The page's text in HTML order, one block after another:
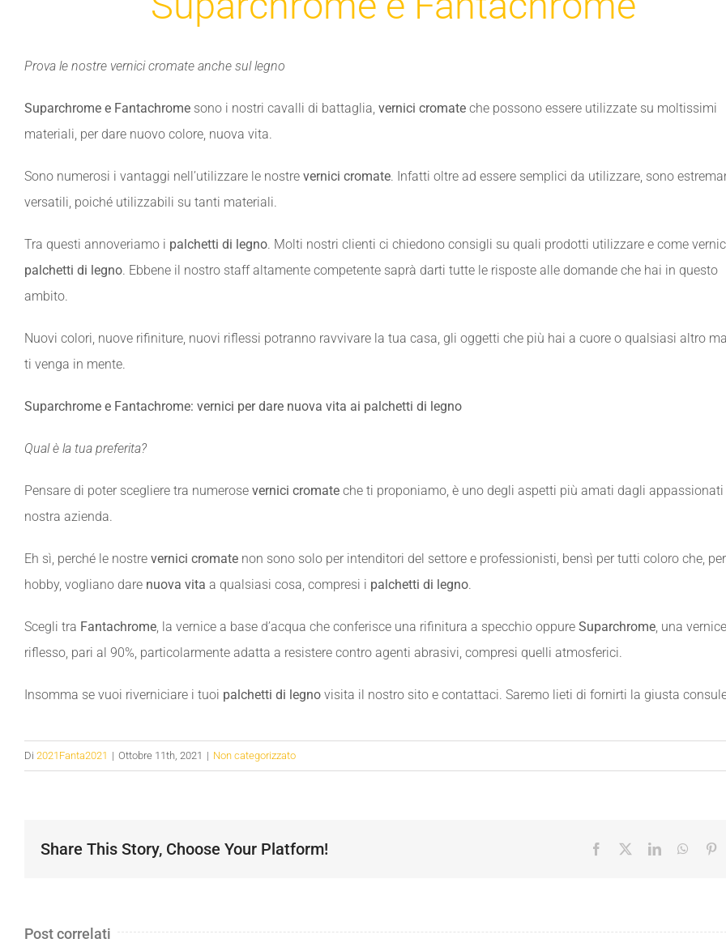
Prova le nostre vernici cromate anche sul legno
Suparchrome e Fantachrome sono i nostri cavalli di battaglia, vernici cromate che possono essere utilizzate su moltissimi
materiali, per dare nuovo colore, nuova vita.
Sono numerosi i vantaggi nell’utilizzare le nostre vernici cromate. Infatti oltre ad essere semplici da utilizzare, sono
versatili, poiché utilizzabili su tanti materiali.
Tra questi annoveriamo i palchetti di legno. Molti nostri clienti ci chiedono consigli su quali prodotti utilizzare e come
palchetti di legno. Ebbene il nostro staff altamente competente saprà darti tutte le risposte alle domande che hai in questo
ambito.
Nuovi colori, nuove rifiniture, nuovi riflessi potranno ravvivare la tua casa, gli oggetti che più hai a cuore o qualsiasi altro
ti venga in mente.
Suparchrome e Fantachrome: vernici per dare nuova vita ai palchetti di legno
Qual è la tua preferita?
Pensare di poter scegliere tra numerose vernici cromate che ti proponiamo, è uno degli aspetti più amati dagli appassionati
nostra azienda.
Eh sì, perché le nostre vernici cromate non sono solo per intenditori del settore e professionisti, bensì per tutti coloro che, per
hobby, vogliano dare nuova vita a qualsiasi cosa, compresi i palchetti di legno.
Scegli tra Fantachrome , la vernice a base d’acqua che conferisce una rifinitura a specchio oppure Suparchrome , una
riflesso, pari al 90%, particolarmente adatta a resistere contro agenti abrasivi, compresi quelli atmosferici.
Insomma se vuoi riverniciare i tuoi palchetti di legno visita il nostro sito e contattaci. Saremo lieti di fornirti la giusta
Di 2021Fanta2021 | Ottobre 11th, 2021 | Non categorizzato
Share This Story, Choose Your Platform! Facebook LinkedIn
Post correlati